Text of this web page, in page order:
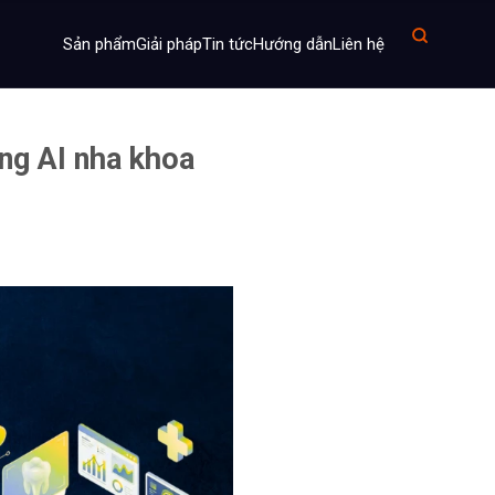
Sản phẩmGiải phápTin tứcHướng dẫnLiên hệ
AI nha khoa